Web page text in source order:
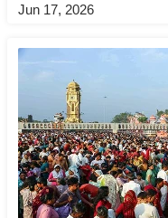
टी
फै
घ
रे
लू
नु
Jun 17, 2026